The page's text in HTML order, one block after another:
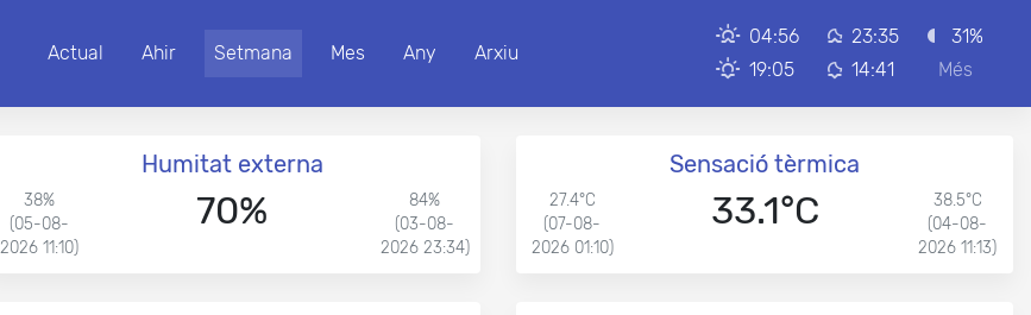
Actual Ahir Setmana Mes Any Arxiu
04:56
19:05
23:35
14:41
31%
Més
Humitat externa
38%
(05-08-
2026 11:10)
70%
84%
(03-08-
2026 23:34)
Sensació tèrmica
27.4°C
(07-08-
2026 01:10)
33.1°C
38.5°C
(04-08-
2026 11:13)